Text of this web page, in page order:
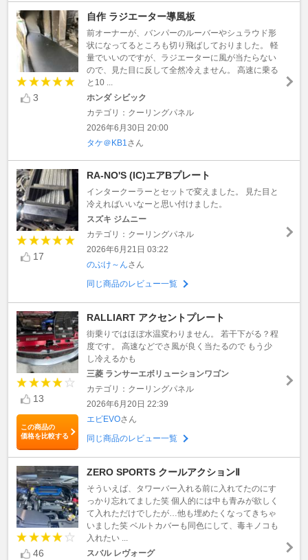
3
自作 ラジエーター導風板
前オーナーが、バンパーのルーバーやシュラウド形
状になってるところも切り飛ばしておりました。 軽
量でいいのですが、ラジエーターに風が当たらない
ので、見た目に反して全然冷えません。 高速に乗る
と10 ...
ホンダ シビック
カテゴリ：クーリングパネル
2026年6月30日 20:00
タケ＠KB1さん
17
RA-NO'S (IC)エアBプレート
インタークーラーとセットで変えました。 見た目と
冷えればいいなーと思い付けました。
スズキ ジムニー
カテゴリ：クーリングパネル
2026年6月21日 03:22
のぶけ～んさん
同じ商品のレビュー一覧
13
この商品の
価格を比較する
RALLIART アクセントプレート
街乗りではほぼ水温変わりません。 若干下がる？程
度です。 高速などでさ風が良く当たるので もう少
し冷えるかも
三菱 ランサーエボリューションワゴン
カテゴリ：クーリングパネル
2026年6月20日 22:39
エビEVOさん
同じ商品のレビュー一覧
46
ZERO SPORTS クールアクションⅡ
そういえば、タワーバー入れる前に入れてたのにす
っかり忘れてました笑 個人的には中も青みが欲しく
て入れただけでしたが…他も埋めたくなってきちゃ
いました笑 ベルトカバーも同色にして、毒キノコも
入れたい ...
スバル レヴォーグ